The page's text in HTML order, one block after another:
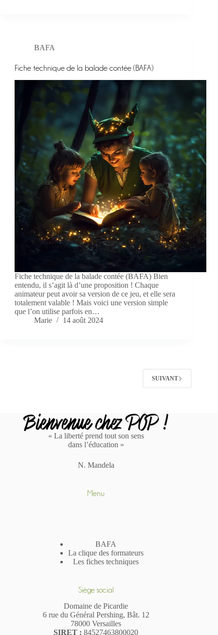
BAFA
Fiche technique de la balade contée (BAFA)
Fiche technique de la balade contée (BAFA) Bien
entendu, il s’agit là d’une proposition ! Chaque
animateur peut avoir sa version de ce jeu, et elle sera
totalement valable ! Mais voici une version simple
que l’on utilise parfois en…
Marie
14 août 2024
SUIVANT
« La liberté prend tout son sens
dans l’éducation »
N. Mandela
Menu
BAFA
La clique des formateurs
Les fiches techniques
Siège social
Domaine de Picardie
6 rue du Général Pershing, Bât. 12
78000 Versailles
SIRET : 84527463800020